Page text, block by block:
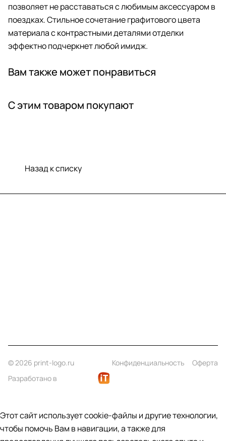
позволяет не расставаться с любимым аксессуаром в
поездках. Стильное сочетание графитового цвета
материала с контрастными деталями отделки
эффектно подчеркнет любой имидж.
Вам также может понравиться
С этим товаром покупают
Назад к списку
© 2026 print-logo.ru Конфиденциальность
Оферта
Разработано в
Этот сайт использует cookie-файлы и другие технологии,
чтобы помочь Вам в навигации, а также для